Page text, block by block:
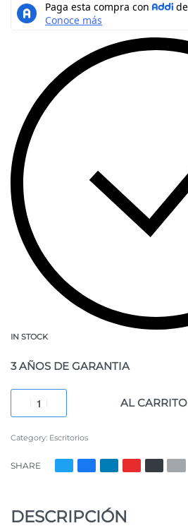
IN STOCK
3 AÑOS DE GARANTIA
AL CARRITO
Category: Escritorios
SHARE
DESCRIPCIÓN